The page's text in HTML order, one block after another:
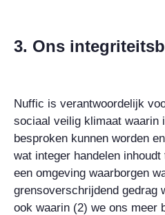
3. Ons
Nuffic is verantwoordelijk
sociaal veilig klimaat waarin
besproken kunnen worden
wat integer handelen
een omgeving waarborgen
grensoverschrijdend gedrag
ook waarin (2) we ons meer